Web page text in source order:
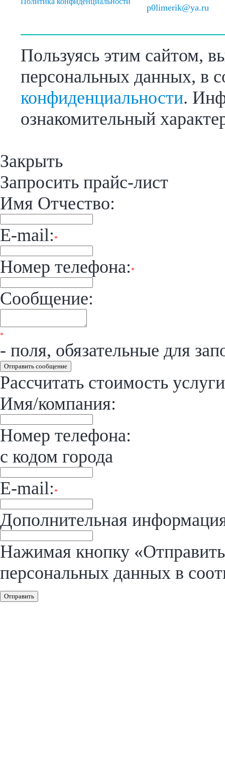
p0limerik@ya.ru
Пользуясь этим сайтом,
персональных данных, в
конфиденциальности.
ознакомительный
Закрыть
Запросить прайс-лист
Имя Отчество:
E-mail: *
Номер телефона: *
Сообщение:
*
- поля, обязательные для
Отправить сообщение
Рассчитать стоимость услуги
Имя/компания:
Номер телефона:
с кодом города
E-mail: *
Дополнительная
Нажимая кнопку
персональных данных в
Отправить